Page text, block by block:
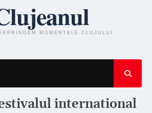
international